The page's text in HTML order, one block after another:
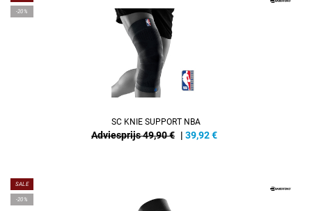
-20%
SC KNIE SUPPORT NBA
Adviesprijs 49,90 € | 39,92€
SALE
-20%